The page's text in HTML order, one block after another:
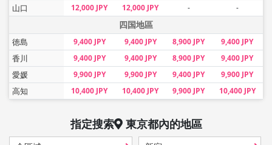
山口 12,000 JPY 12,000 JPY - -
四国地區
徳島 9,400 JPY 9,400 JPY 8,900 JPY 9,400 JPY
香川 9,400 JPY 9,400 JPY 8,900 JPY 9,400 JPY
愛媛 9,900 JPY 9,900 JPY 9,400 JPY 9,900 JPY
高知 10,400 JPY 10,400 JPY 9,900 JPY 10,400 JPY
指定搜索 東京都內的地區